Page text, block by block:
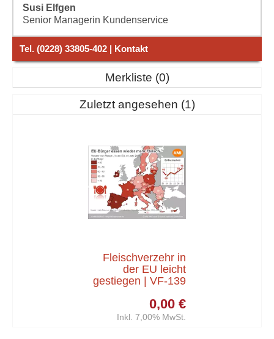
Susi Elfgen
Senior Managerin Kundenservice
Tel. (0228) 33805-402 | Kontakt
Merkliste 0
Zuletzt angesehen 1
Fleischverzehr in
der EU leicht
gestiegen | VF-139
0,00 €
Inkl. 7,00% MwSt.